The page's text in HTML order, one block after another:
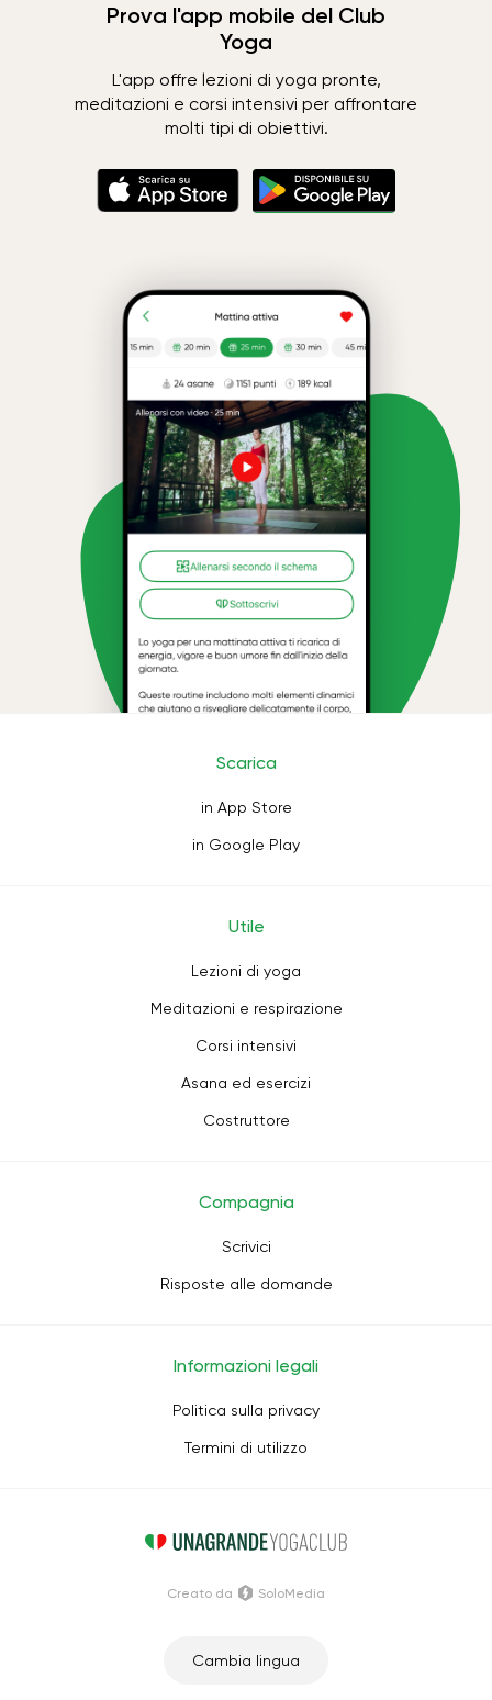
Prova l'app mobile del Club
Yoga
L'app offre lezioni di yoga pronte,
meditazioni e corsi intensivi per affrontare
molti tipi di obiettivi.
Scarica
in App Store
in Google Play
Utile
Lezioni di yoga
Meditazioni e respirazione
Corsi intensivi
Asana ed esercizi
Costruttore
Compagnia
Scrivici
Risposte alle domande
Informazioni legali
Politica sulla privacy
Termini di utilizzo
Cambia lingua
Creato da SoloMedia